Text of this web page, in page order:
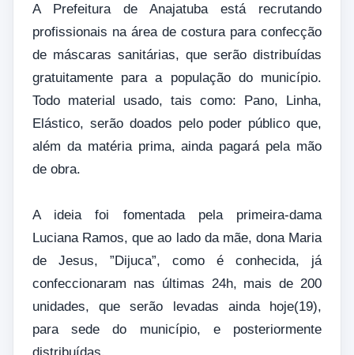
A Prefeitura de Anajatuba está recrutando
profissionais na área de costura para confecção
de máscaras sanitárias, que serão distribuídas
gratuitamente para a população do município.
Todo material usado, tais como: Pano, Linha,
Elástico, serão doados pelo poder público que,
além da matéria prima, ainda pagará pela mão
de obra.
A ideia foi fomentada pela primeira-dama
Luciana Ramos, que ao lado da mãe, dona Maria
de Jesus, ”Dijuca”, como é conhecida, já
confeccionaram nas últimas 24h, mais de 200
unidades, que serão levadas ainda hoje(19),
para sede do município, e posteriormente
distribuídas.